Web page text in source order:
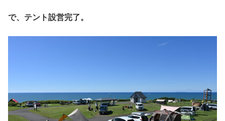
で、テント設営完了。